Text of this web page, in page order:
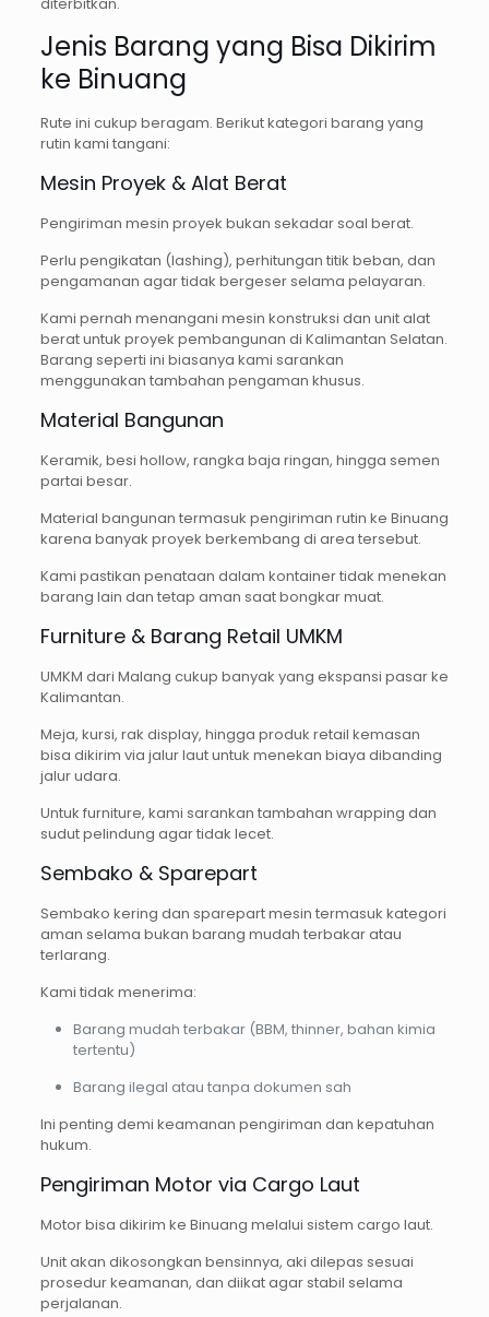
diterbitkan.
Jenis Barang yang Bisa Dikirim
ke Binuang
Rute ini cukup beragam. Berikut kategori barang yang
rutin kami tangani:
Mesin Proyek & Alat Berat
Pengiriman mesin proyek bukan sekadar soal berat.
Perlu pengikatan (lashing), perhitungan titik beban, dan
pengamanan agar tidak bergeser selama pelayaran.
Kami pernah menangani mesin konstruksi dan unit alat
berat untuk proyek pembangunan di Kalimantan Selatan.
Barang seperti ini biasanya kami sarankan
menggunakan tambahan pengaman khusus.
Material Bangunan
Keramik, besi hollow, rangka baja ringan, hingga semen
partai besar.
Material bangunan termasuk pengiriman rutin ke Binuang
karena banyak proyek berkembang di area tersebut.
Kami pastikan penataan dalam kontainer tidak menekan
barang lain dan tetap aman saat bongkar muat.
Furniture & Barang Retail UMKM
UMKM dari Malang cukup banyak yang ekspansi pasar ke
Kalimantan.
Meja, kursi, rak display, hingga produk retail kemasan
bisa dikirim via jalur laut untuk menekan biaya dibanding
jalur udara.
Untuk furniture, kami sarankan tambahan wrapping dan
sudut pelindung agar tidak lecet.
Sembako & Sparepart
Sembako kering dan sparepart mesin termasuk kategori
aman selama bukan barang mudah terbakar atau
terlarang.
Kami tidak menerima:
Barang mudah terbakar (BBM, thinner, bahan kimia
tertentu)
Barang ilegal atau tanpa dokumen sah
Ini penting demi keamanan pengiriman dan kepatuhan
hukum.
Pengiriman Motor via Cargo Laut
Motor bisa dikirim ke Binuang melalui sistem cargo laut.
Unit akan dikosongkan bensinnya, aki dilepas sesuai
prosedur keamanan, dan diikat agar stabil selama
perjalanan.